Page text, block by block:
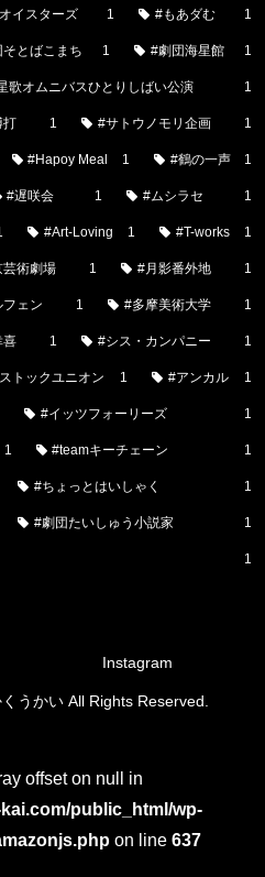
イスターズ 1 #もあダむ 1
そとばこまち 1 #劇団海星館 1
歌オムニバスひとりしばい公演 1
打 1 #サトウノモリ企画 1
#Hapoy Meal 1 #鶴の一声 1
#遅咲会 1 #ムシラセ 1
#Art-Loving 1 #T-works 1
芸術劇場 1 #月影番外地 1
ェン 1 #多摩美術大学 1
喜 1 #シス・カンパニー 1
トックユニオン 1 #アンカル 1
#イッツフォーリーズ 1
1 #teamキーチェーン 1
#ちょっとはいしゃく 1
#劇団たいしゅう小説家 1
1
Instagram
うかい All Rights Reserved.
offset on null in
public_html/wp-
on line 637